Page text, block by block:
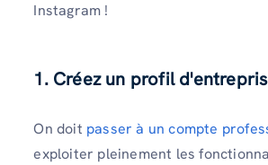
Instagram !
1. Créez un profil
On doit passer à un compte
exploiter pleinement les